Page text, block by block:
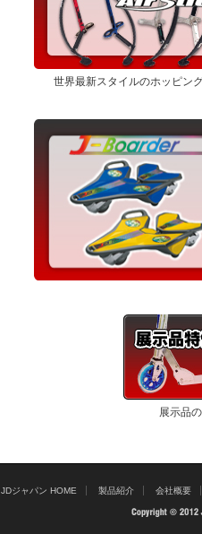
世界最新スタイルのホッピン
展示品
JDジャパン HOME 製品紹介 会社概要